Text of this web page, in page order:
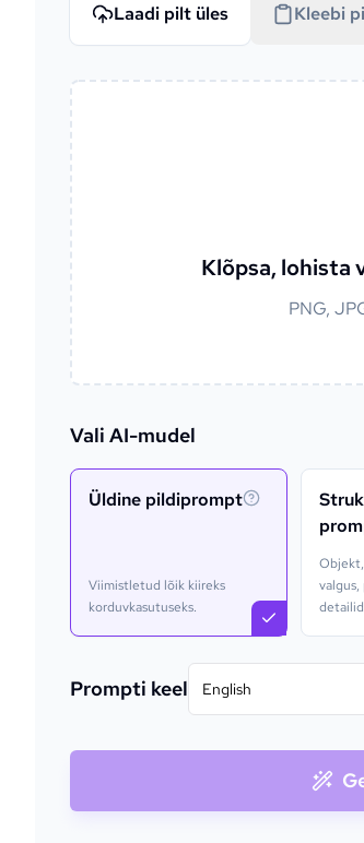
Laadi pilt üles Kleebi
Klõpsa, lohista
PNG,
Vali AI-mudel
Üldine pildiprompt
Viimistletud lõik kiireks
korduvkasutuseks.
Prompti keel English